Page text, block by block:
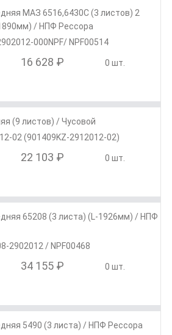
МАЗ 6516,6430С (3 листов) 2
/ НПФ Рессора
000NPF/ NPF00514
16 628 ₽ 0 шт.
(9 листов) / Чусовой
02 (901409KZ-2912012-02)
22 103 ₽ 0 шт.
65208 (3 листа) (L-1926мм) / НПФ
2902012 / NPF00468
34 155 ₽ 0 шт.
5490 (3 листа) / НПФ Рессора